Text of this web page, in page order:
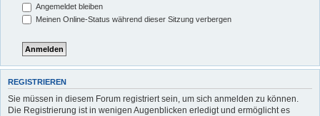
Angemeldet bleiben
Meinen Online-Status während dieser Sitzung verbergen
REGISTRIEREN
Sie müssen in diesem Forum registriert sein, um sich anmelden zu können.
Die Registrierung ist in wenigen Augenblicken erledigt und ermöglicht es